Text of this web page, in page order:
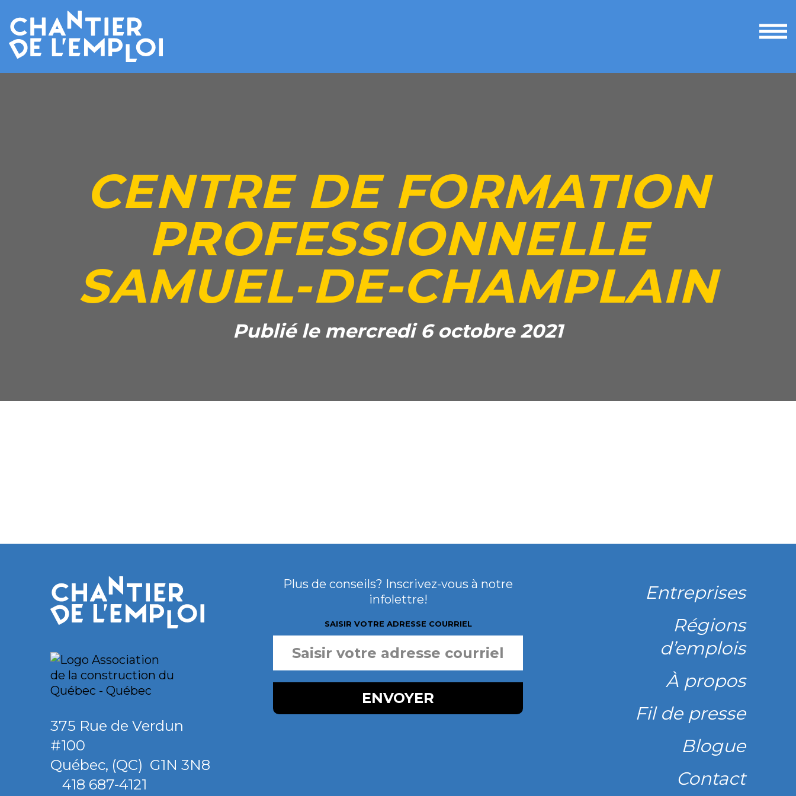
le
CENTRE DE FORMATION
PROFESSIONNELLE
SAMUEL-DE-CHAMPLAIN
Publié le mercredi 6 octobre 2021
375 Rue de Verdun
#100
Québec, (QC) G1N 3N8
418 687-4121
Plus de conseils? Inscrivez-vous à notre
infolettre!
SAISIR VOTRE ADRESSE COURRIEL
Entreprises
Régions
d’emplois
À propos
Fil de presse
Blogue
Contact